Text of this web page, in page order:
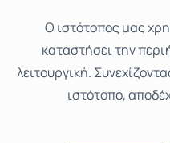
Ο ιστότοπoς μας
καταστήσει την
λειτουργική.
ιστότοπο,